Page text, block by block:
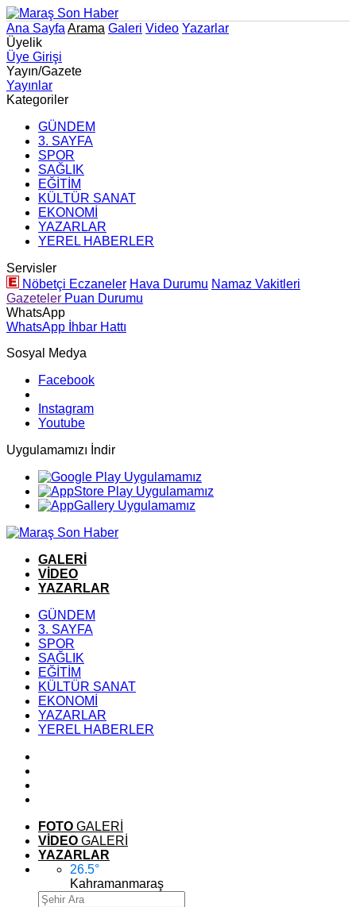
Ana Sayfa Arama Galeri Video Yazarlar
Üyelik
Üye Girişi
Yayın/Gazete
Yayınlar
Kategoriler
GÜNDEM
3. SAYFA
SPOR
SAĞLIK
EĞİTİM
KÜLTÜR SANAT
EKONOMİ
YAZARLAR
YEREL HABERLER
Servisler
Nöbetçi Eczaneler Hava Durumu Namaz Vakitleri
Gazeteler Puan Durumu
WhatsApp
WhatsApp İhbar Hattı
Sosyal Medya
Facebook
Instagram
Youtube
Uygulamamızı İndir
GALERİ
VİDEO
YAZARLAR
GÜNDEM
3. SAYFA
SPOR
SAĞLIK
EĞİTİM
KÜLTÜR SANAT
EKONOMİ
YAZARLAR
YEREL HABERLER
FOTO GALERİ
VİDEO GALERİ
YAZARLAR
26.5°
Kahramanmaraş